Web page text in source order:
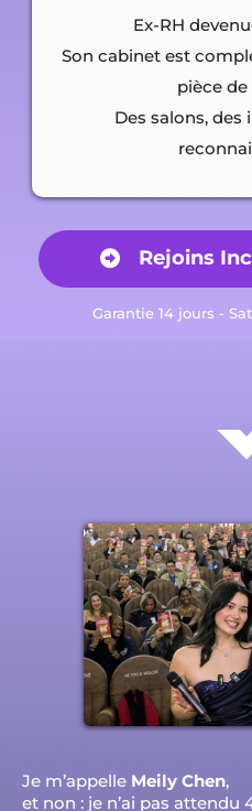
Ex-RH
Son cabinet est
pièce
Des salons, des
Rejoins
Garantie 14 jours -
Je m’appelle Meily Chen,
et non : je n’ai pas